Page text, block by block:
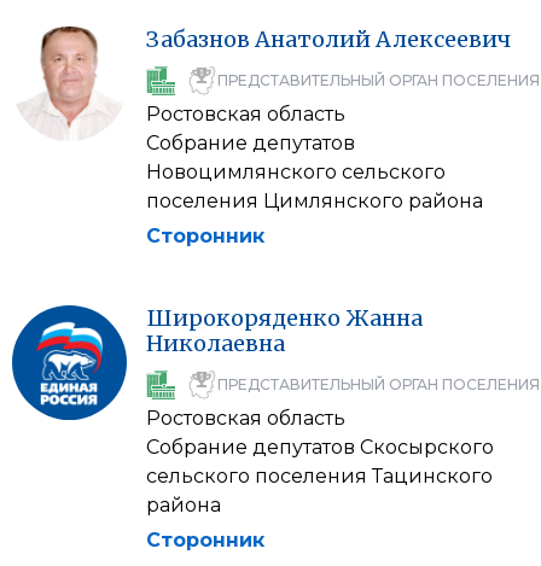
Забазнов АнатолийАлексеевич
ПРЕДСТАВИТЕЛЬНЫЙ ОРГАН ПОСЕЛЕНИЯ
Ростовская область
Собрание депутатов
Новоцимлянского сельского
поселения Цимлянского района
Сторонник
Широкоряденко Жанна
Николаевна
ПРЕДСТАВИТЕЛЬНЫЙ ОРГАН ПОСЕЛЕНИЯ
Ростовская область
Собрание депутатов Скосырского
сельского поселения Тацинского
района
Сторонник